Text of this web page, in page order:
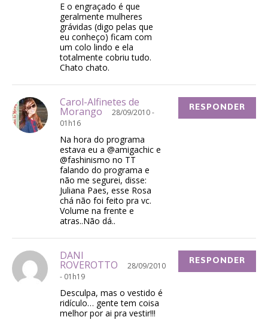
E o engraçado é que
geralmente mulheres
grávidas (digo pelas que
eu conheço) ficam com
um colo lindo e ela
totalmente cobriu tudo.
Chato chato.
Carol-Alfinetes de
Morango
28/09/2010 -
01h16
Na hora do programa
estava eu a @amigachic e
@fashinismo no TT
falando do programa e
não me segurei, disse:
Juliana Paes, esse Rosa
chá não foi feito pra vc.
Volume na frente e
atras..Não dá..
RESPONDER
DANI
ROVEROTTO
28/09/2010
- 01h19
Desculpa, mas o vestido é
ridículo… gente tem coisa
melhor por ai pra vestir!!!
RESPONDER